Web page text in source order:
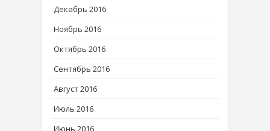
Декабрь 2016
Ноябрь 2016
Октябрь 2016
Сентябрь 2016
Август 2016
Июль 2016
Июнь 2016